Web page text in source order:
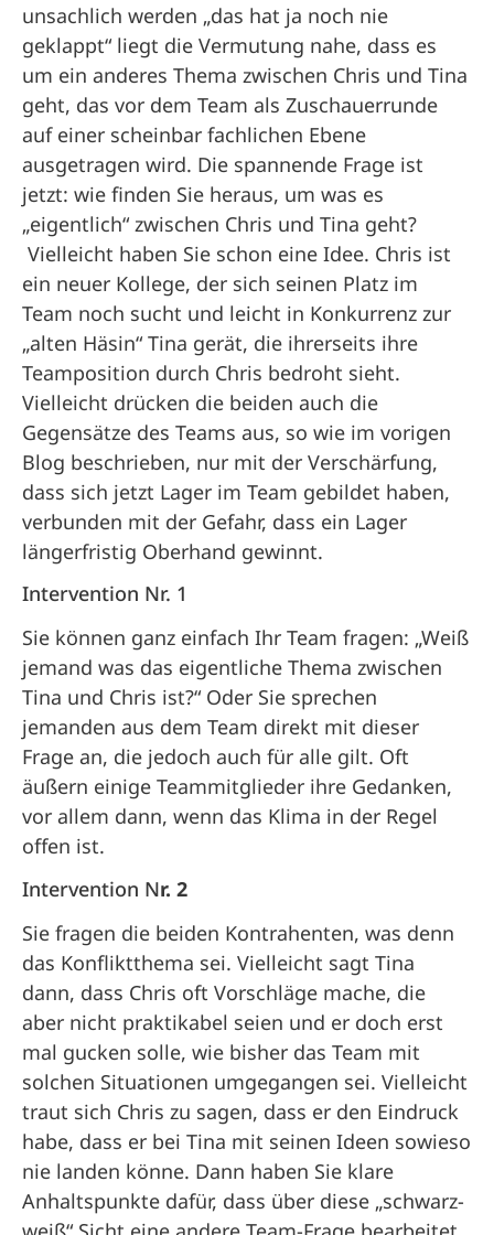
unsachlich werden „das hat ja noch nie
geklappt“ liegt die Vermutung nahe, dass es
um ein anderes Thema zwischen Chris und Tina
geht, das vor dem Team als Zuschauerrunde
auf einer scheinbar fachlichen Ebene
ausgetragen wird. Die spannende Frage ist
jetzt: wie finden Sie heraus, um was es
„eigentlich“ zwischen Chris und Tina geht?
Vielleicht haben Sie schon eine Idee. Chris ist
ein neuer Kollege, der sich seinen Platz im
Team noch sucht und leicht in Konkurrenz zur
„alten Häsin“ Tina gerät, die ihrerseits ihre
Teamposition durch Chris bedroht sieht.
Vielleicht drücken die beiden auch die
Gegensätze des Teams aus, so wie im vorigen
Blog beschrieben, nur mit der Verschärfung,
dass sich jetzt Lager im Team gebildet haben,
verbunden mit der Gefahr, dass ein Lager
längerfristig Oberhand gewinnt.
Intervention Nr. 1
Sie können ganz einfach Ihr Team fragen: „Weiß
jemand was das eigentliche Thema zwischen
Tina und Chris ist?“ Oder Sie sprechen
jemanden aus dem Team direkt mit dieser
Frage an, die jedoch auch für alle gilt. Oft
äußern einige Teammitglieder ihre Gedanken,
vor allem dann, wenn das Klima in der Regel
offen ist.
Intervention Nr. 2
Sie fragen die beiden Kontrahenten, was denn
das Konfliktthema sei. Vielleicht sagt Tina
dann, dass Chris oft Vorschläge mache, die
aber nicht praktikabel seien und er doch erst
mal gucken solle, wie bisher das Team mit
solchen Situationen umgegangen sei. Vielleicht
traut sich Chris zu sagen, dass er den Eindruck
habe, dass er bei Tina mit seinen Ideen sowieso
nie landen könne. Dann haben Sie klare
Anhaltspunkte dafür, dass über diese „schwarz-